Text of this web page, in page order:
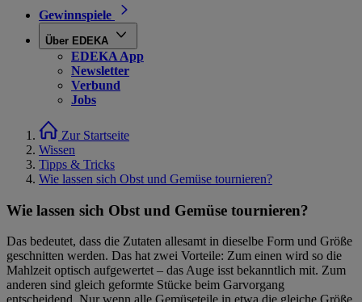
Gewinnspiele
Über EDEKA
EDEKA App
Newsletter
Verbund
Jobs
Zur Startseite
Wissen
Tipps & Tricks
Wie lassen sich Obst und Gemüse tournieren?
Wie lassen sich Obst und Gemüse tournieren?
Das bedeutet, dass die Zutaten allesamt in dieselbe Form und Größe
geschnitten werden. Das hat zwei Vorteile: Zum einen wird so die
Mahlzeit optisch aufgewertet – das Auge isst bekanntlich mit. Zum
anderen sind gleich geformte Stücke beim Garvorgang